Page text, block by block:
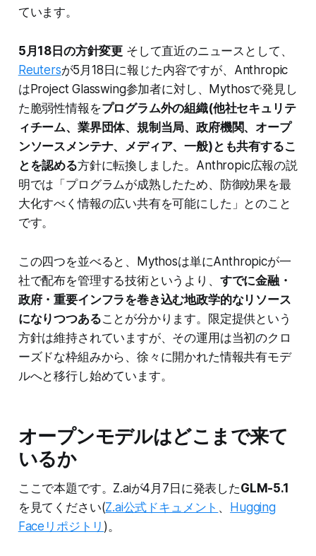
ています。
5月18日の方針変更 そして直近のニュースとして、
Reutersが5月18日に報じた内容ですが、Anthropic
はProject Glasswing参加者に対し、Mythosで発見し
た脆弱性情報をプログラム外の組織(他社セキュリテ
ィチーム、業界団体、規制当局、政府機関、オープ
ンソースメンテナ、メディア、一般)とも共有するこ
とを認める方針に転換しました。Anthropic広報の説
明では「プログラムが成熟したため、防御効果を最
大化すべく情報の広い共有を可能にした」とのこと
です。
この四つを並べると、Mythosは単にAnthropicが一
社で配布を管理する技術というより、 すでに金融・
政府・重要インフラを巻き込む地政学的なリソース
になりつつあることが分かります。限定提供という
方針は維持されていますが、その運用は当初のクロ
ーズドな枠組みから、徐々に開かれた情報共有モデ
ルへと移行し始めています。
オープンモデルはどこまで来て
いるか
ここで本題です。Z.aiが4月7日に発表したGLM-5.1
を見てください(Z.ai公式ドキュメント 、
Hugging
Faceリポジトリ )。